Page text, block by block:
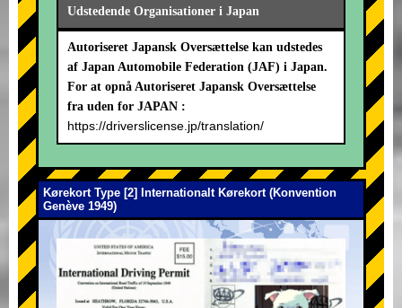
Udstedende Organisationer i Japan
Autoriseret Japansk Oversættelse kan udstedes
af Japan Automobile Federation (JAF) i Japan.
For at opnå Autoriseret Japansk Oversættelse
fra uden for JAPAN :
https://driverslicense.jp/translation/
Kørekort Type [2] Internationalt Kørekort (Konvention
Genève 1949)